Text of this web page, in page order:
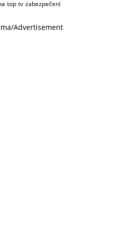
top tv zabezpečení
Advertisement